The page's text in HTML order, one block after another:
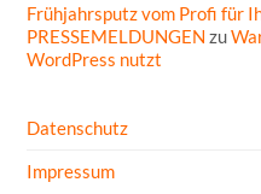
Frühjahrsputz vom Profi für
PRESSEMELDUNGEN zu
WordPress nutzt
Datenschutz
Impressum